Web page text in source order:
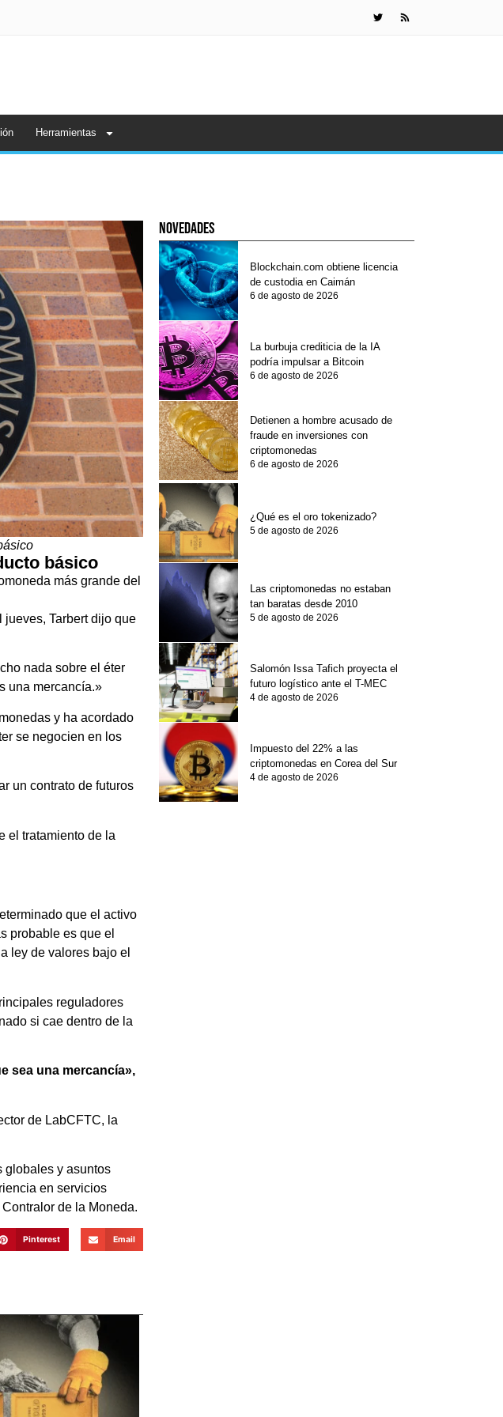
Herramientas
básico
más grande del
jueves, Tarbert dijo que
nada sobre el éter
una mercancía.»
y ha acordado
se negocien en los
un contrato de futuros
el tratamiento de la
que el activo
probable es que el
ley de valores bajo el
reguladores
si cae dentro de la
sea una mercancía»,
de LabCFTC, la
globales y asuntos
en servicios
de la Moneda.
Pinterest Email
novedades
Blockchain.com obtiene licencia
de custodia en Caimán
6 de agosto de 2026
La burbuja crediticia de la IA
podría impulsar a Bitcoin
6 de agosto de 2026
Detienen a hombre acusado de
fraude en inversiones con
criptomonedas
6 de agosto de 2026
¿Qué es el oro tokenizado?
5 de agosto de 2026
Las criptomonedas no estaban
tan baratas desde 2010
5 de agosto de 2026
Salomón Issa Tafich proyecta el
futuro logístico ante el T-MEC
4 de agosto de 2026
Impuesto del 22% a las
criptomonedas en Corea del Sur
4 de agosto de 2026